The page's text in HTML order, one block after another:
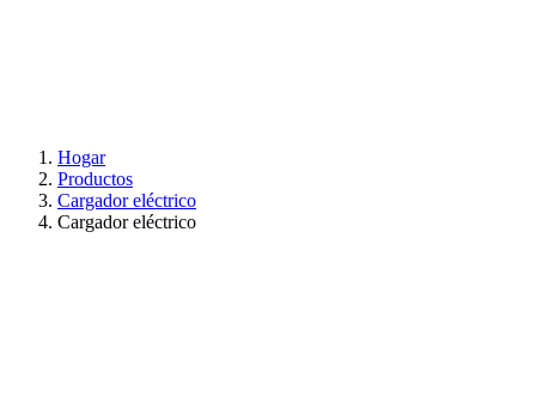
Hogar
Productos
Cargador eléctrico
Cargador eléctrico